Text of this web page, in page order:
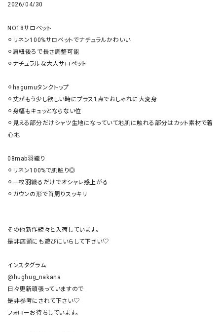
2026/04/30
NO18サロペット
⚪︎リネン100%サロペットでナチュラルかわいい
⚪︎肩紐後ろで長さ調整可能
⚪︎ナチュラルな大人サロペット
⚪︎hagumuタンクトップ
⚪︎丈がもう少し欲しい時にプラス1点でおしゃれに大変身
⚪︎身幅もキュッとならない位
⚪︎見える部分だけシャツ生地になっていて地肌に触れる部分はカット素材で着
心地
08mab羽織り
⚪︎リネン100%で肌触り◎
⚪︎一枚羽織るだけでオシャレ感上がる
⚪︎ガウンの形で首周りスッキリ
その他新作続々と入荷しています。
是非店頭にも遊びにいらして下さい♡
インスタグラム
@hughug_nakana
日々更新頑張っていますので
是非参考にされて下さい♡
フォローお待ちしています。